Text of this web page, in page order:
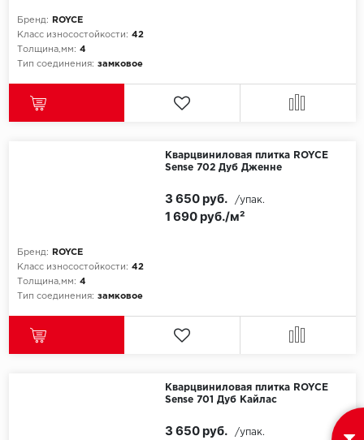
Бренд:
ROYCE
Класс износостойкости: 42
Толщина,мм: 4
Тип соединения: замковое
Кварцвиниловая плитка ROYCE
Sense 702 Дуб Дженне
Бренд:
ROYCE
Класс износостойкости: 42
Толщина,мм: 4
Тип соединения: замковое
1 690 руб./м²
3 650 руб. /упак.
Кварцвиниловая плитка ROYCE
Sense 701 Дуб Кайлас
3 650 руб. /упак.